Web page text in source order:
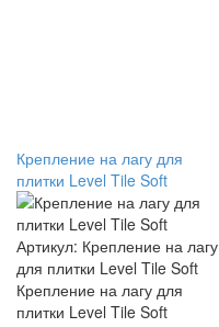
Крепление на лагу для
плитки Level Tile Soft
Артикул: Крепление на лагу
для плитки Level Tile Soft
Крепление на лагу для
плитки Level Tile Soft